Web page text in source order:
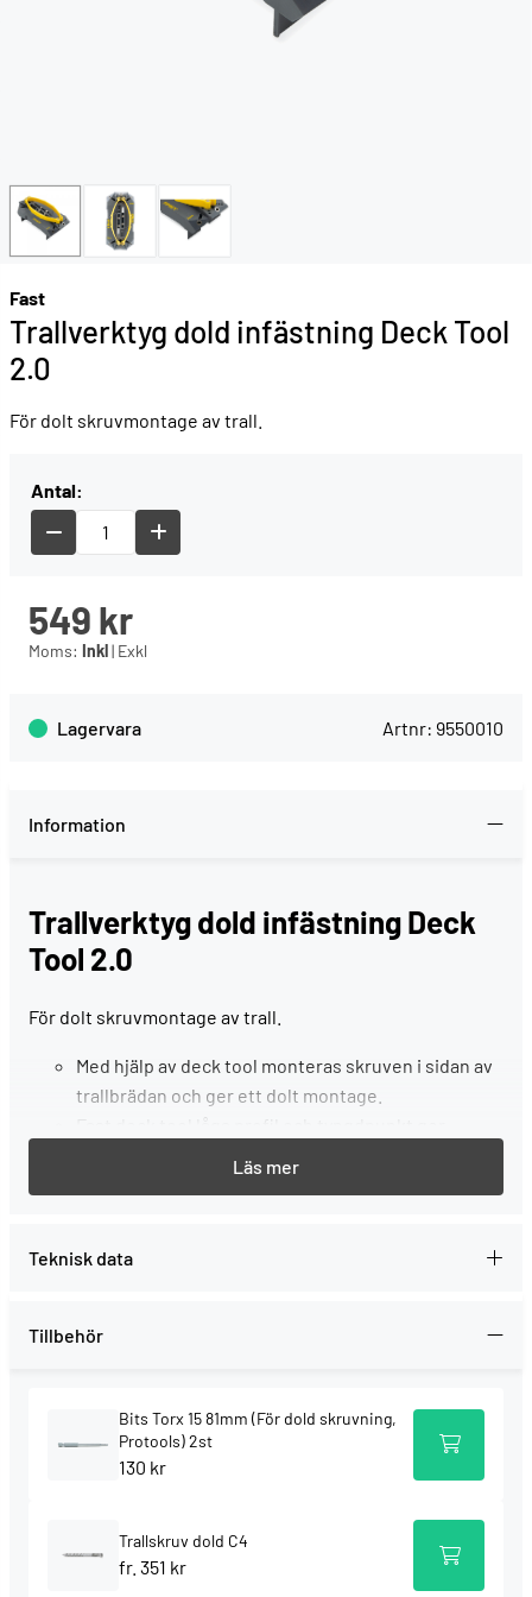
Fast
Trallverktyg dold infästning Deck Tool
2.0
För dolt skruvmontage av trall.
Antal:
549 kr
Moms: Inkl| Exkl
Lagervara Artnr: 9550010
Information
Trallverktyg dold infästning Deck
Tool 2.0
För dolt skruvmontage av trall.
Med hjälp av deck tool monteras skruven i sidan av
trallbrädan och ger ett dolt montage.
Fast deck tool låga profil och tyngdpunkt ger
Deck tool används tillsammans med en
förpackad.
Montage
Ställ in DECK TOOL för din aktuella trallbredd (vid
leverans är DECK TOOL inställd för 120 mm trall)
Teknisk data
Tillbehör
Bits Torx 15 81mm (För dold skruvning,
Protools) 2st
130 kr
Trallskruv dold C4
fr. 351 kr